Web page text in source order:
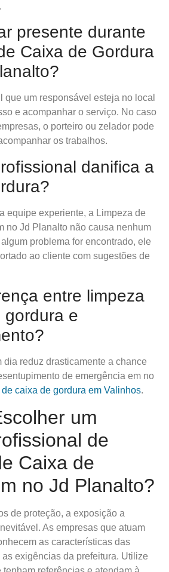
presente durante
Caixa de Gordura
que um responsável esteja no local
e acompanhar o serviço. No caso
o porteiro ou zelador pode
os trabalhos.
danifica a
equipe experiente, a Limpeza de
no Jd Planalto não causa nenhum
problema for encontrado, ele
ao cliente com sugestões de
entre limpeza
gordura e
dia reduz drasticamente a chance
de emergência em no
de caixa de gordura em Valinhos.
um
de
Caixa de
no Jd Planalto?
de proteção, a exposição a
As empresas que atuam
as características das
exigências da prefeitura. Utilize